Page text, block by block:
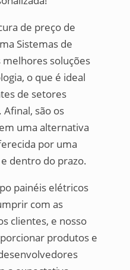
de preço de
Sistemas de
soluções
o que é ideal
de setores
são os
uma alternativa
por uma
dentro do prazo.
painéis elétricos
com as
clientes, e nosso
produtos e